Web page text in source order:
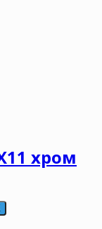
хром